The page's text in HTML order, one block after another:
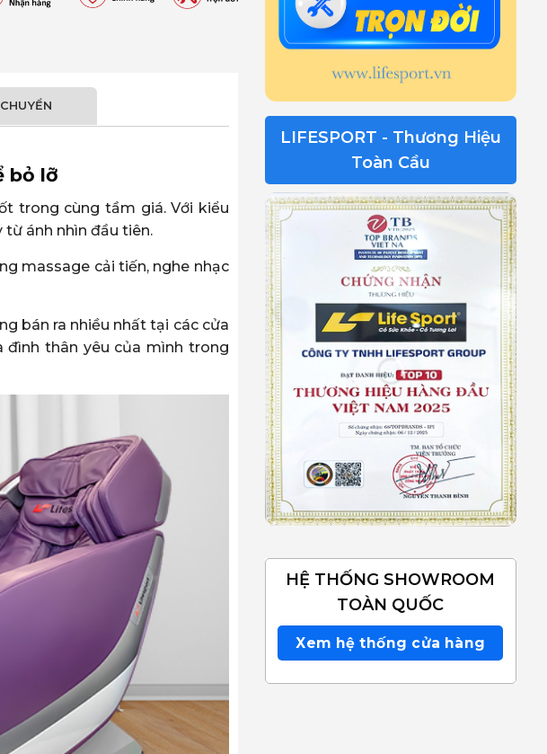
bỏ lỡ
trong cùng tầm giá. Với kiểu
từ ánh nhìn đầu tiên.
massage cải tiến, nghe nhạc
bán ra nhiều nhất tại các cửa
thân yêu của mình trong
LIFESPORT - Thương Hiệu
Toàn Cầu
HỆ THỐNG SHOWROOM
TOÀN QUỐC
Xem hệ thống cửa hàng